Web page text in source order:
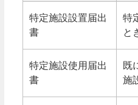
特定施設設置届出
書
特
と
特定施設使用届出
書
既
施